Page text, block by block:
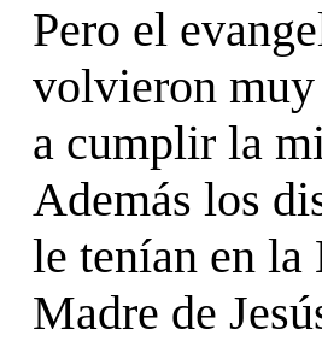
Pero el
volvieron muy
a cumplir la
Además los
le tenían en
Madre de